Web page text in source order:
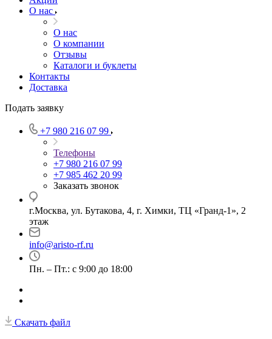
О нас
О нас
О компании
Отзывы
Каталоги и буклеты
Контакты
Доставка
Подать заявку
+7 980 216 07 99
Телефоны
+7 980 216 07 99
+7 985 462 20 99
Заказать звонок
г.Москва, ул. Бутакова, 4, г. Химки, ТЦ «Гранд-1», 2
этаж
info@aristo-rf.ru
Пн. – Пт.: с 9:00 до 18:00
Скачать файл